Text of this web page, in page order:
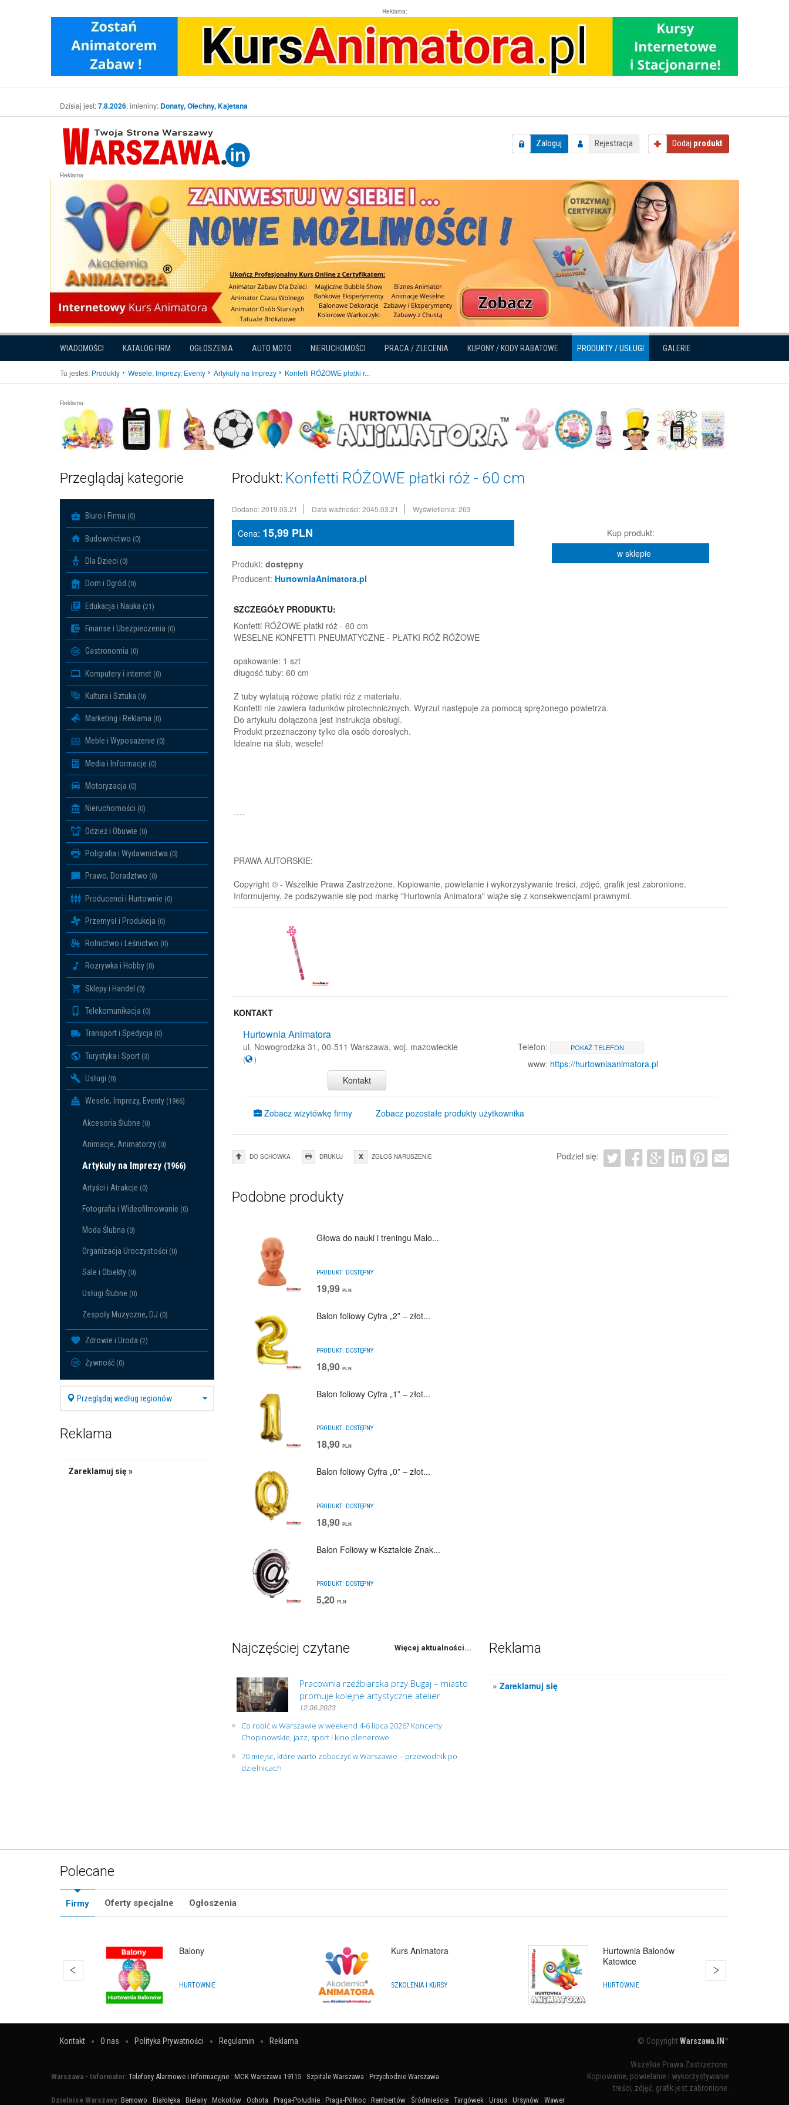
Reklama:
Dzisiaj jest:7.8.2026, imieniny: Donaty, Olechny, Kajetana
Zaloguj Rejestracja Dodaj produkt
Reklama
WIADOMOŚCI KATALOG FIRM OGŁOSZENIA AUTO MOTO NIERUCHOMOŚCI PRACA / ZLECENIA KUPONY / KODY RABATOWE PRODUKTY / USŁUGI GALERIE
Tu jesteś: Produkty Wesele, Imprezy, Eventy Artykuły na Imprezy Konfetti RÓŻOWE płatki r...
Reklama:
Przeglądaj kategorie
Biuro i Firma (0)
Budownictwo (0)
Dla Dzieci (0)
Dom i Ogród (0)
Edukacja i Nauka (21)
Finanse i Ubezpieczenia (0)
Gastronomia (0)
Komputery i internet (0)
Kultura i Sztuka (0)
Marketing i Reklama (0)
Meble i Wyposażenie (0)
Media i Informacje (0)
Motoryzacja (0)
Nieruchomości (0)
Odzież i Obuwie (0)
Poligrafia i Wydawnictwa (0)
Prawo, Doradztwo (0)
Producenci i Hurtownie (0)
Przemysł i Produkcja (0)
Rolnictwo i Leśnictwo (0)
Rozrywka i Hobby (0)
Sklepy i Handel (0)
Telekomunikacja (0)
Transport i Spedycja (0)
Turystyka i Sport (3)
Usługi (0)
Wesele, Imprezy, Eventy (1966)
Akcesoria Ślubne (0)
Animacje, Animatorzy (0)
Artykuły na Imprezy (1966)
Artyści i Atrakcje (0)
Fotografia i Wideofilmowanie (0)
Moda Ślubna (0)
Organizacja Uroczystości (0)
Sale i Obiekty (0)
Usługi Ślubne (0)
Zespoły Muzyczne, DJ (0)
Zdrowie i Uroda (2)
Żywność (0)
Przeglądaj według regionów
Reklama
Zareklamuj się »
Produkt: Konfetti RÓŻOWE płatki róż - 60 cm
Dodano: 2019.03.21 Data ważności: 2045.03.21 Wyświetlenia: 263
Cena: 15,99 PLN
Produkt: dostępny
Producent: HurtowniaAnimatora.pl
Kup produkt:
w sklepie
SZCZEGÓŁY PRODUKTU:
Konfetti RÓŻOWE płatki róż - 60 cm
WESELNE KONFETTI PNEUMATYCZNE - PŁATKI RÓŻ RÓŻOWE
opakowanie: 1 szt
długość tuby: 60 cm
Z tuby wylatują różowe płatki róż z materiału.
Konfetti nie zawiera ładunków pirotechnicznych. Wyrzut następuje za pomocą sprężonego powietrza.
Do artykułu dołączona jest instrukcja obsługi.
Produkt przeznaczony tylko dla osób dorosłych.
Idealne na ślub, wesele!
----
PRAWA AUTORSKIE:
Copyright © - Wszelkie Prawa Zastrzeżone. Kopiowanie, powielanie i wykorzystywanie treści, zdjęć, grafik jest zabronione.
Informujemy, że podszywanie się pod markę "Hurtownia Animatora" wiąże się z konsekwencjami prawnymi.
KONTAKT
Hurtownia Animatora
ul. Nowogrodzka 31, 00-511 Warszawa, woj. mazowieckie
( )
Kontakt
Telefon: POKAŻ TELEFON
www: https://hurtowniaanimatora.pl
Zobacz wizytówkę firmy Zobacz pozostałe produkty użytkownika
DO SCHOWKA DRUKUJ ZGŁOŚ NARUSZENIE Podziel się:
Podobne produkty
Głowa do nauki i treningu Malo...
PRODUKT: DOSTĘPNY
19,99 PLN
Balon foliowy Cyfra „2” – złot...
PRODUKT: DOSTĘPNY
18,90 PLN
Balon foliowy Cyfra „1” – złot...
PRODUKT: DOSTĘPNY
18,90 PLN
Balon foliowy Cyfra „0” – złot...
PRODUKT: DOSTĘPNY
18,90 PLN
Balon Foliowy w Kształcie Znak...
PRODUKT: DOSTĘPNY
5,20 PLN
Najczęściej czytane Więcej aktualności...
Pracownia rzeźbiarska przy Bugaj – miasto
promuje kolejne artystyczne atelier
12.06.2023
Co robić w Warszawie w weekend 4-6 lipca 2026? Koncerty
Chopinowskie, jazz, sport i kino plenerowe
70 miejsc, które warto zobaczyć w Warszawie – przewodnik po
dzielnicach
Reklama
»Zareklamuj się
Polecane
Firmy Oferty specjalne Ogłoszenia
Balony
HURTOWNIE
Kurs Animatora
SZKOLENIA I KURSY
Hurtownia Balonów
Katowice
HURTOWNIE
Kontakt O nas Polityka Prywatności Regulamin Reklama
Warszawa - Informator: Telefony Alarmowe i Informacyjne : MCK Warszawa 19115 : Szpitale Warszawa : Przychodnie Warszawa
Dzielnice Warszawy: Bemowo : Białołęka : Bielany : Mokotów : Ochota : Praga-Południe : Praga-Północ : Rembertów : Śródmieście : Targówek : Ursus : Ursynów : Wawer
© CopyrightWarszawa.IN ™
Wszelkie Prawa Zastrzeżone.
Kopiowanie, powielanie i wykorzystywanie
treści, zdjęć, grafik jest zabronione.